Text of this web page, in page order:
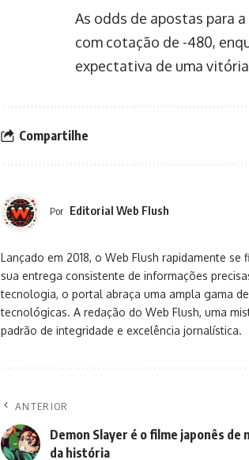
As odds de apostas para
com cotação de -480,
expectativa de uma
Compartilhe
Por Editorial Web Flush
Lançado em 2018, o Web Flush rapidamente
sua entrega consistente de informações
tecnologia, o portal abraça uma ampla gama
tecnológicas. A redação do Web Flush, uma
padrão de integridade e excelência jornalística.
ANTERIOR
Demon Slayer é o filme japonês
da história